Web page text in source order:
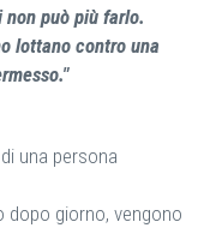
non può più farlo.
lottano contro una
una persona
dopo giorno, vengono